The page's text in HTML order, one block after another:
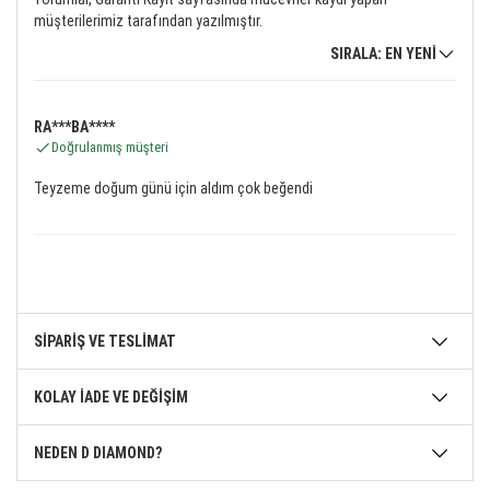
müşterilerimiz tarafından yazılmıştır.
SIRALA: EN YENİ
RA***BA****
Doğrulanmış müşteri
Teyzeme doğum günü için aldım çok beğendi
SİPARİŞ VE TESLİMAT
KOLAY İADE VE DEĞİŞİM
NEDEN D DIAMOND?